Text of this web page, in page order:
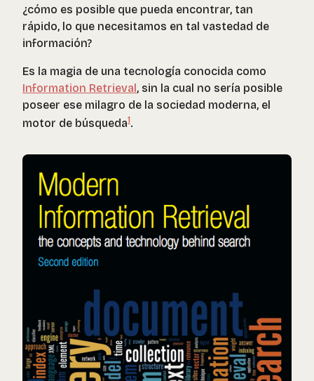
¿cómo es posible que pueda encontrar, tan
rápido, lo que necesitamos en tal vastedad de
información?
Es la magia de una tecnología conocida como
Information Retrieval, sin la cual no sería posible
poseer ese milagro de la sociedad moderna, el
motor de búsqueda1.